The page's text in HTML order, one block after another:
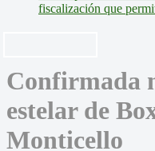
fiscalización que
Confirmada
estelar de
Monticello